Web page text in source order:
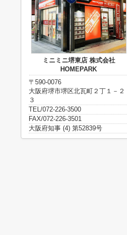
ミニミニ堺東店 株式会社
HOMEPARK
〒590-0076
大阪府堺市堺区北瓦町２丁１－２
３
TEL/072-226-3500
FAX/072-226-3501
大阪府知事 (4) 第52839号